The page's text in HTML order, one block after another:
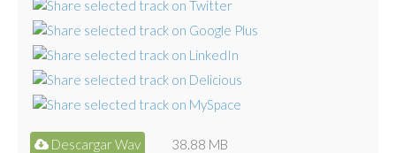
Descargar Wav 38.88 MB